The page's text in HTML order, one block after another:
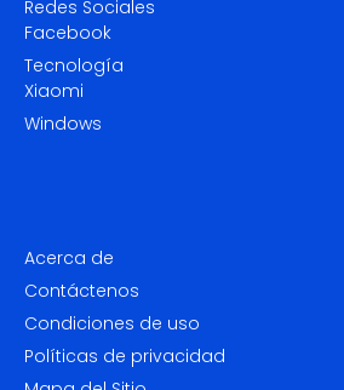
Redes Sociales
Facebook
Tecnología
Xiaomi
Windows
Acerca de
Contáctenos
Condiciones de uso
Políticas de privacidad